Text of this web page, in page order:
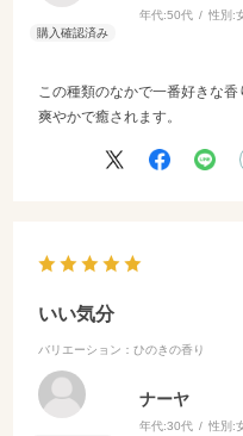
年代:50代 性別:
この種類のなかで一番好きな香
爽やかで癒されます。
いい気分
バリエーション：ひのきの香り
ナーヤ
年代:30代 性別: